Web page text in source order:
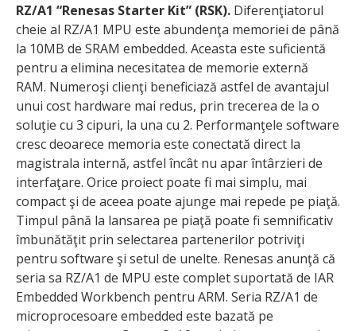
RZ/A1 “Renesas Starter Kit” (RSK). Diferenţiatorul
cheie al RZ/A1 MPU este abundenţa memoriei de până
la 10MB de SRAM embedded. Aceasta este suficientă
pentru a elimina necesitatea de memorie externă
RAM. Numeroşi clienţi beneficiază astfel de avantajul
unui cost hardware mai redus, prin trecerea de la o
soluţie cu 3 cipuri, la una cu 2. Performanţele software
cresc deoarece memoria este conectată direct la
magistrala internă, astfel încât nu apar întârzieri de
interfaţare. Orice proiect poate fi mai simplu, mai
compact şi de aceea poate ajunge mai repede pe piaţă.
Timpul până la lansarea pe piaţă poate fi semnificativ
îmbunătăţit prin selectarea partenerilor potriviţi
pentru software şi setul de unelte. Renesas anunţă că
seria sa RZ/A1 de MPU este complet suportată de IAR
Embedded Workbench pentru ARM. Seria RZ/A1 de
microprocesoare embedded este bazată pe